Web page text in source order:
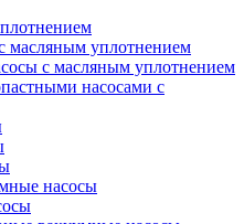
масляным уплотнением
с масляным уплотнением
насосами с
насосы